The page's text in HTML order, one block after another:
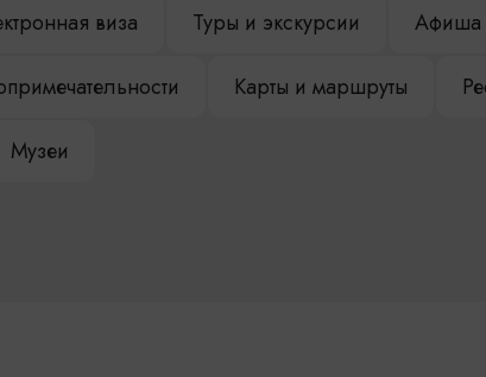
виза Туры и экскурсии Афиша
Карты и маршруты
Музеи